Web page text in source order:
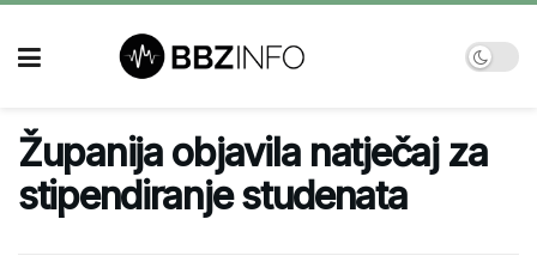
Županija objavila natječaj za
stipendiranje studenata